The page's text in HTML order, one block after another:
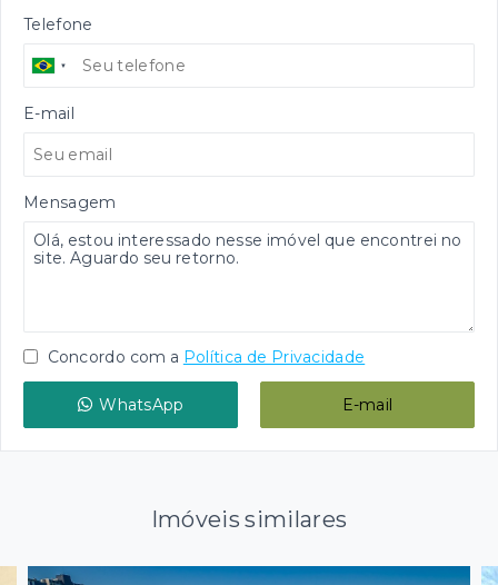
Telefone
E-mail
Mensagem
Concordo com a Política de Privacidade
WhatsApp E-mail
Imóveis similares